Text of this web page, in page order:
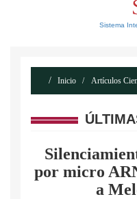
Sistema
Inicio Artículos
por micro
a